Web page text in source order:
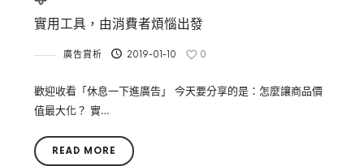
實用工具，由消費者煩惱出發
廣告賞析 2019-01-10 0
歡迎收看「休息一下進廣告」 今天要分享的是：怎麼讓商品價
值最大化？ 實…
READ MORE